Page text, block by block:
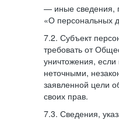
— иные сведения,
«О персональных
7.2. Субъект
требовать от
уничтожения,
неточными,
заявленной цели
своих прав.
7.3. Сведения,